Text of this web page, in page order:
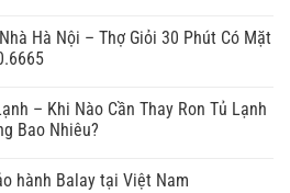
Hà Nội – Thợ Giỏi 30 Phút Có Mặt
– Khi Nào Cần Thay Ron Tủ Lạnh
Bao Nhiêu?
hành Balay tại Việt Nam